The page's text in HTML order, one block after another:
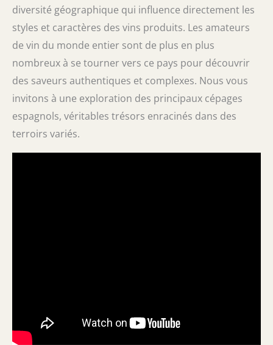
diversité géographique qui influence directement les
styles et caractères des vins produits. Les amateurs
de vin du monde entier sont de plus en plus
nombreux à se tourner vers ce pays pour découvrir
des saveurs authentiques et complexes. Nous vous
invitons à une exploration des principaux cépages
espagnols, véritables trésors enracinés dans des
terroirs variés.